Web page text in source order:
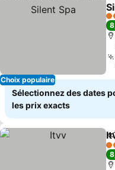
Choix populaire
4
Sélectionnez des dates
les prix exacts
3